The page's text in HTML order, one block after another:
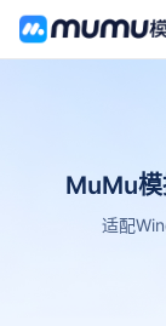
MuMu模
适配